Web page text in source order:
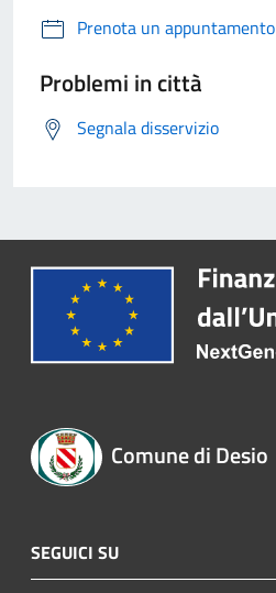
Prenota un appuntamento
Problemi in città
Segnala disservizio
Comune di Desio
SEGUICI SU